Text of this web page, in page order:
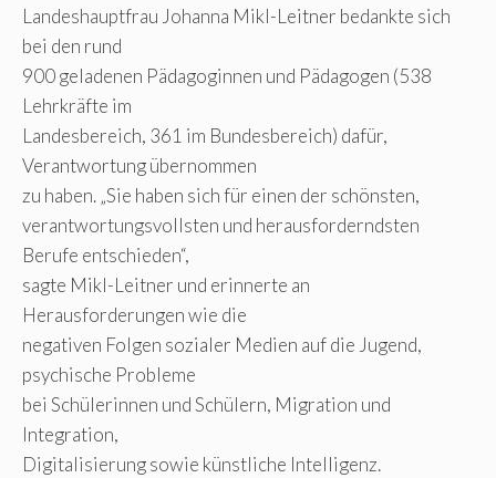
Landeshauptfrau Johanna Mikl-Leitner bedankte sich
bei den rund
900 geladenen Pädagoginnen und Pädagogen (538
Lehrkräfte im
Landesbereich, 361 im Bundesbereich) dafür,
Verantwortung übernommen
zu haben. „Sie haben sich für einen der schönsten,
verantwortungsvollsten und herausforderndsten
Berufe entschieden“,
sagte Mikl-Leitner und erinnerte an
Herausforderungen wie die
negativen Folgen sozialer Medien auf die Jugend,
psychische Probleme
bei Schülerinnen und Schülern, Migration und
Integration,
Digitalisierung sowie künstliche Intelligenz.